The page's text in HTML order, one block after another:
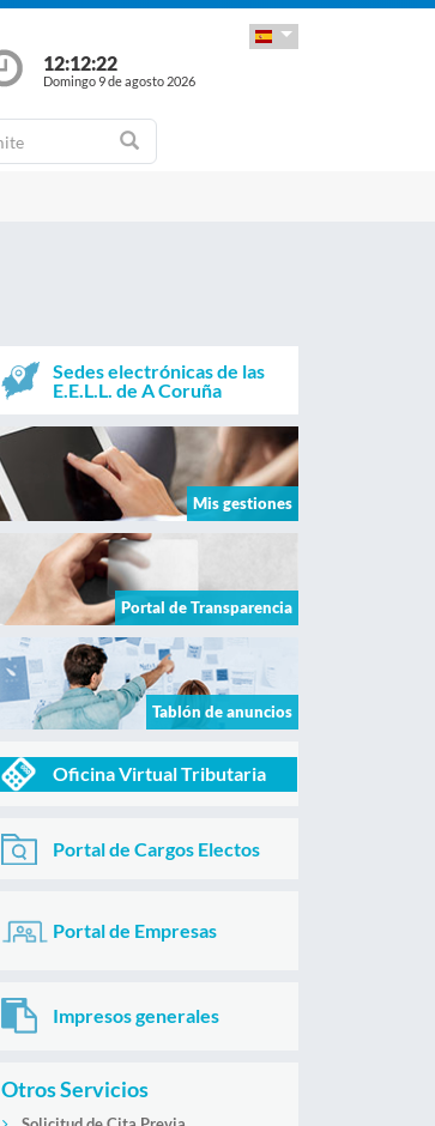
12:12:22
Domingo 9 de agosto 2026
Sedes electrónicas de las
E.E.L.L. de A Coruña
Mis gestiones
Portal de Transparencia
Tablón de anuncios
Oficina Virtual Tributaria
Portal de Cargos Electos
Portal de Empresas
Impresos generales
Otros Servicios